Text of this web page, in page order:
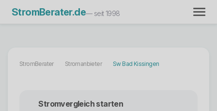
StromBerater.de— seit 1998
StromBerater Stromanbieter Sw Bad Kissingen
Stromvergleich starten